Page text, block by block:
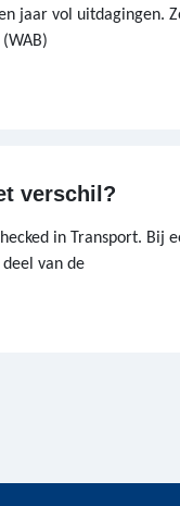
jaar vol uitdagingen.
verschil?
in Transport. Bij
van de